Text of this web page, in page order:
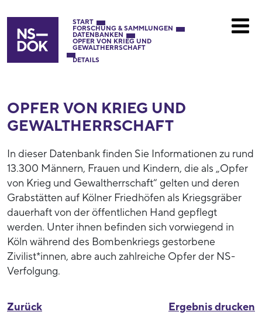
START
FORSCHUNG & SAMMLUNGEN
DATENBANKEN
OPFER VON KRIEG UND
GEWALTHERRSCHAFT
DETAILS
OPFER VON KRIEG UND
GEWALTHERRSCHAFT
In dieser Datenbank finden Sie Informationen zu rund
13.300 Männern, Frauen und Kindern, die als „Opfer
von Krieg und Gewaltherrschaft“ gelten und deren
Grabstätten auf Kölner Friedhöfen als Kriegsgräber
dauerhaft von der öffentlichen Hand gepflegt
werden. Unter ihnen befinden sich vorwiegend in
Köln während des Bombenkriegs gestorbene
Zivilist*innen, abre auch zahlreiche Opfer der NS-
Verfolgung.
Ergebnis drucken
Zurück